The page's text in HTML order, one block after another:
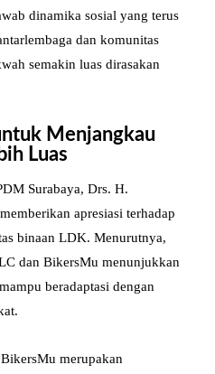
dinamika sosial yang terus
dan komunitas
semakin luas dirasakan
Menjangkau
Luas
Surabaya, Drs. H.
apresiasi terhadap
binaan LDK. Menurutnya,
dan BikersMu menunjukkan
beradaptasi dengan
merupakan